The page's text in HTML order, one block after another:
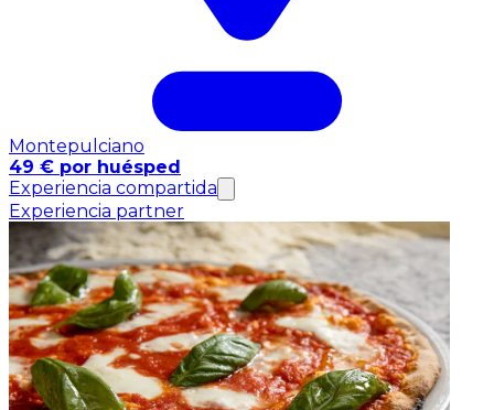
Montepulciano
49 € por huésped
Experiencia compartida
Experiencia partner